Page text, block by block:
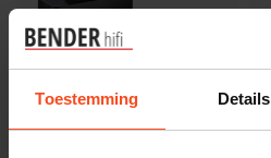
Toestemming Details